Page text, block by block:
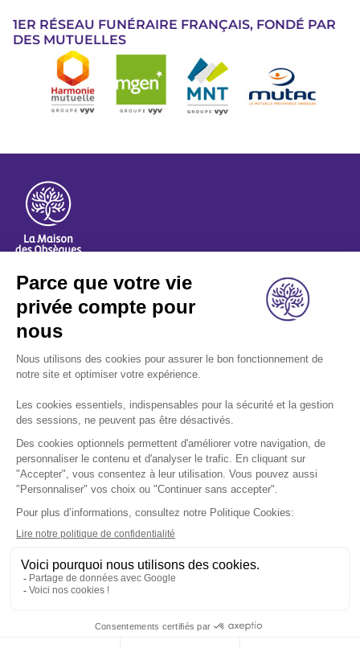
1ER RÉSEAU FUNÉRAIRE FRANÇAIS, FONDÉ PAR
DES MUTUELLES
Image
A propos
Nos métiers
Les indispensables
Nous rejoindre
Nous contacter
Retrouvez-nous sur les réseaux sociaux: